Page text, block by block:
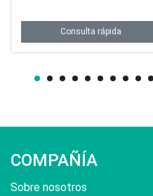
COMPAÑÍA
Sobre nosotros